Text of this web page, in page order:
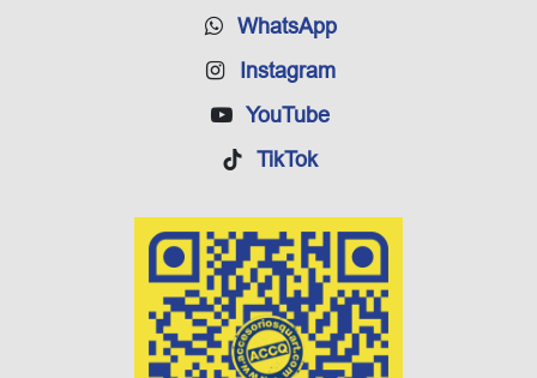
WhatsApp
Instagram
YouTube
TikTok